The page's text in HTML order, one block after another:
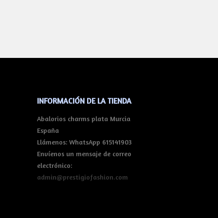
INFORMACIÓN DE LA TIENDA
Abalorios charms plata Murcia
España
Llámenos: WhatsApp 615141903
Envíenos un mensaje de correo
electrónico:
admin@prestigiofashion.com